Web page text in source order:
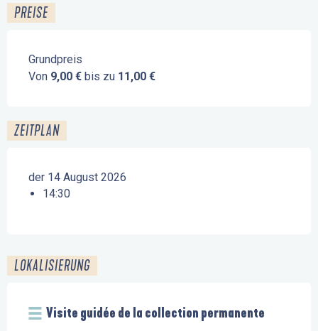
PREISE
Grundpreis
Von 9,00 € bis zu 11,00 €
ZEITPLAN
der 14 August 2026
14:30
LOKALISIERUNG
Visite guidée de la collection permanente